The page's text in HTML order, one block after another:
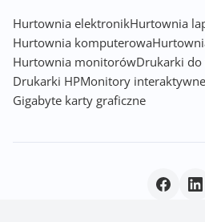
Hurtownia elektronikHurtownia
Hurtownia komputerowa
Hurtownia monitorówDrukarki
Drukarki HPMonitory
Gigabyte karty graficzne